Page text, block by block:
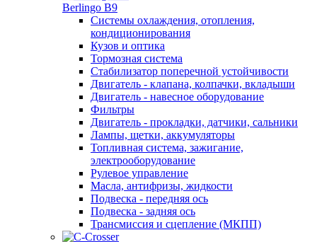
Berlingo B9
Системы охлаждения, отопления,
кондиционирования
Кузов и оптика
Тормозная система
Стабилизатор поперечной устойчивости
Двигатель - клапана, колпачки, вкладыши
Двигатель - навесное оборудование
Фильтры
Двигатель - прокладки, датчики, сальники
Лампы, щетки, аккумуляторы
Топливная система, зажигание,
электрооборудование
Рулевое управление
Масла, антифризы, жидкости
Подвеска - передняя ось
Подвеска - задняя ось
Трансмиссия и сцепление (МКПП)